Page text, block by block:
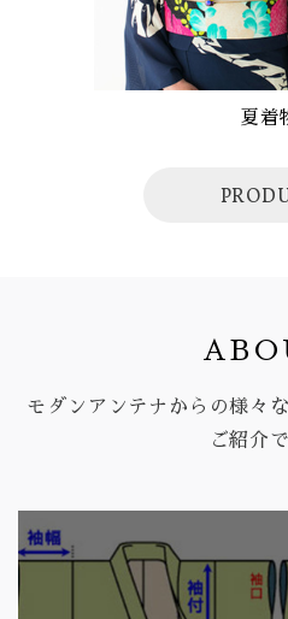
夏着
モダンアンテナからの様々
ご紹介